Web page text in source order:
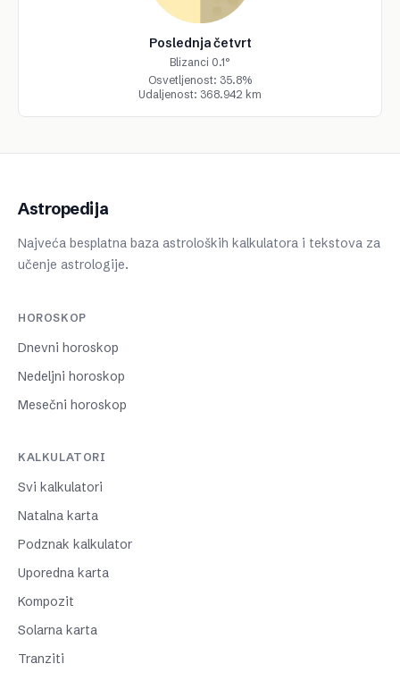
Poslednja četvrt
Blizanci 0.1°
Osvetljenost: 35.8%
Udaljenost: 368.942 km
Astropedija
Najveća besplatna baza astroloških kalkulatora i tekstova za
učenje astrologije.
HOROSKOP
Dnevni horoskop
Nedeljni horoskop
Mesečni horoskop
KALKULATORI
Svi kalkulatori
Natalna karta
Podznak kalkulator
Uporedna karta
Kompozit
Solarna karta
Tranziti